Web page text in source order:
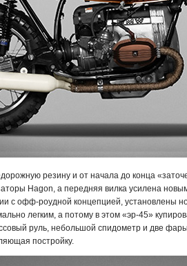
резину и от начала до конца
Hagon, а передняя вилка усилена
с офф-роудной концепцией, установлены
легким, а потому в этом «эр-45»
руль, небольшой спидометр и две
постройку.